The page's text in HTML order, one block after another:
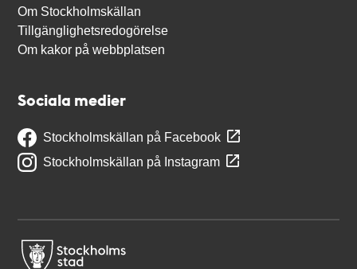
Om Stockholmskällan
Tillgänglighetsredogörelse
Om kakor på webbplatsen
Sociala medier
Stockholmskällan på Facebook
Stockholmskällan på Instagram